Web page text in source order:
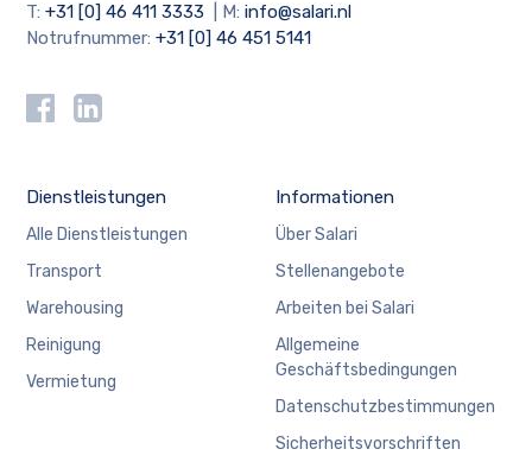
T:+31 [0] 46 411 3333 | M:info@salari.nl
Notrufnummer:+31 [0] 46 451 5141
Dienstleistungen
Alle Dienstleistungen
Transport
Warehousing
Reinigung
Vermietung
Informationen
Über Salari
Stellenangebote
Arbeiten bei Salari
Allgemeine
Geschäftsbedingungen
Datenschutzbestimmungen
Sicherheitsvorschriften